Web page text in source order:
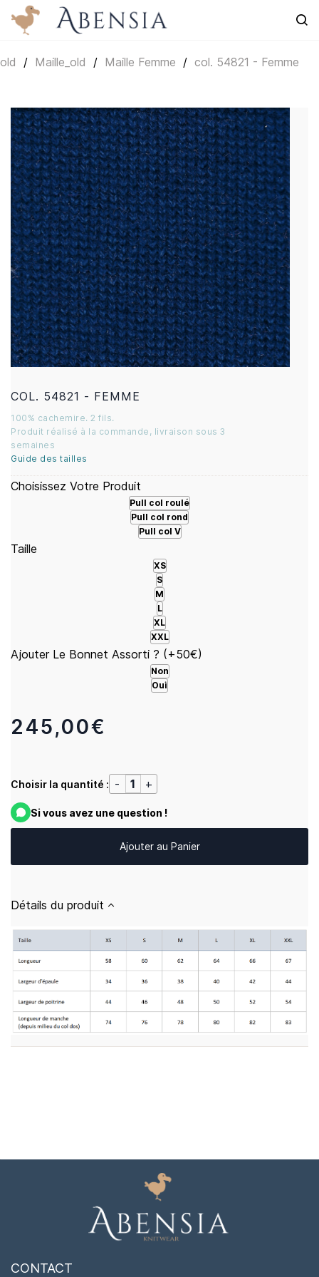
Skip to
main
content
old
/ Maille_old / Maille Femme / col. 54821 - Femme
COL. 54821 - FEMME
100% cachemire. 2 fils.
Produit réalisé à la commande, livraison sous 3
semaines
Guide des tailles
Choisissez Votre Produit
Pull col roulé
Pull col rond
Pull col V
Taille
XS
S
M
L
XL
XXL
Ajouter Le Bonnet Assorti ? (+50€)
Non
Oui
245,00€
Choisir la quantité :
Si vous avez une question !
Ajouter au Panier
Détails du produit
CONTACT